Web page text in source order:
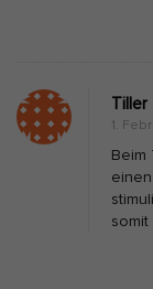
Tiller
1.
Beim
somit